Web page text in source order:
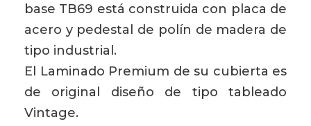
base TB69 está construida con placa de
acero y pedestal de polín de madera de
tipo industrial.
El Laminado Premium de su cubierta es
de original diseño de tipo tableado
Vintage.